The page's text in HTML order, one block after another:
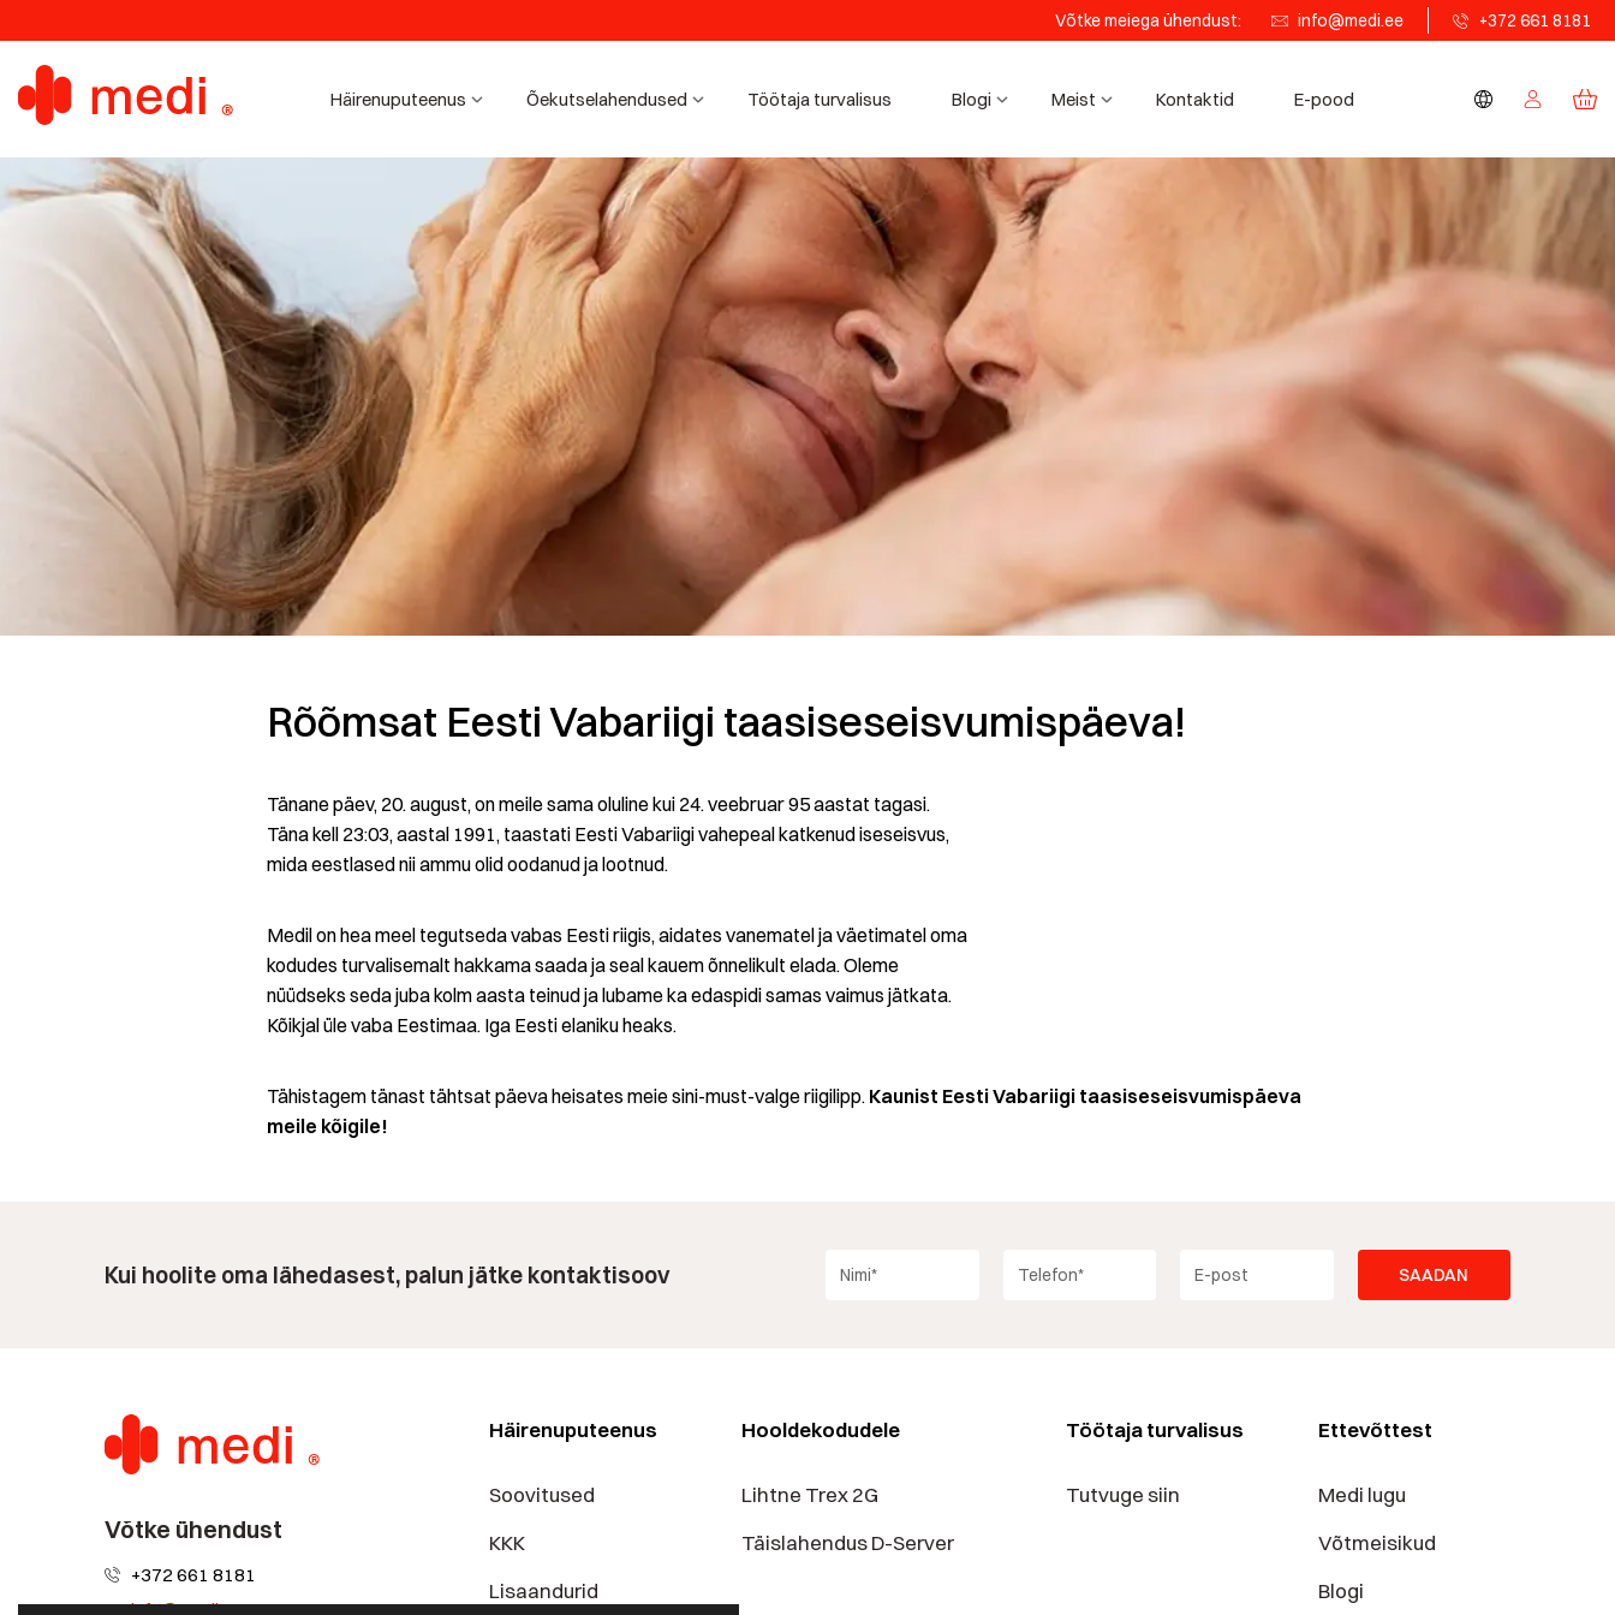
Võtke meiega ühendust: info@medi.ee +372 661 8181
Häirenuputeenus Õekutselahendused Töötaja turvalisus Blogi Meist Kontaktid E-pood
Rõõmsat Eesti Vabariigi taasiseseisvumispäeva!
Tänane päev, 20. august, on meile sama oluline kui 24. veebruar 95 aastat tagasi.
Täna kell 23:03, aastal 1991, taastati Eesti Vabariigi vahepeal katkenud iseseisvus,
mida eestlased nii ammu olid oodanud ja lootnud.
Medil on hea meel tegutseda vabas Eesti riigis, aidates vanematel ja väetimatel oma
kodudes turvalisemalt hakkama saada ja seal kauem õnnelikult elada. Oleme
nüüdseks seda juba kolm aasta teinud ja lubame ka edaspidi samas vaimus jätkata.
Kõikjal üle vaba Eestimaa. Iga Eesti elaniku heaks.
Tähistagem tänast tähtsat päeva heisates meie sini-must-valge riigilipp. Kaunist Eesti Vabariigi taasiseseisvumispäeva
meile kõigile!
Kui hoolite oma lähedasest, palun jätke kontaktisoov
Võtke ühendust
+372 661 8181
info@medi.ee
Häirenuputeenus
Soovitused
KKK
Lisaandurid
Hooldekodudele
Lihtne Trex 2G
Täislahendus D-Server
Töötaja turvalisus
Tutvuge siin
Ettevõttest
Medi lugu
Võtmeisikud
Blogi